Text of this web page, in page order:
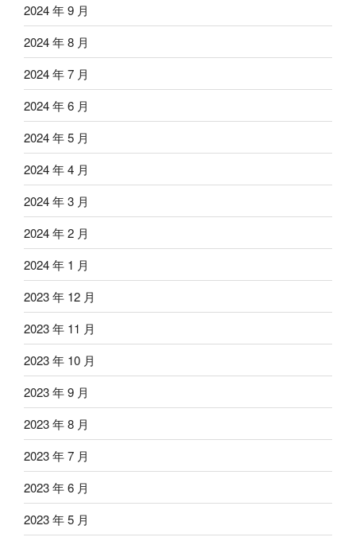
2024 年 9 月
2024 年 8 月
2024 年 7 月
2024 年 6 月
2024 年 5 月
2024 年 4 月
2024 年 3 月
2024 年 2 月
2024 年 1 月
2023 年 12 月
2023 年 11 月
2023 年 10 月
2023 年 9 月
2023 年 8 月
2023 年 7 月
2023 年 6 月
2023 年 5 月